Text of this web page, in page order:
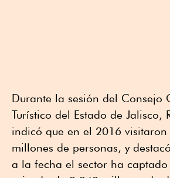
Durante la sesión del Consejo
Turístico del Estado de Jalisco,
indicó que en el 2016
millones de personas, y
a la fecha el sector ha